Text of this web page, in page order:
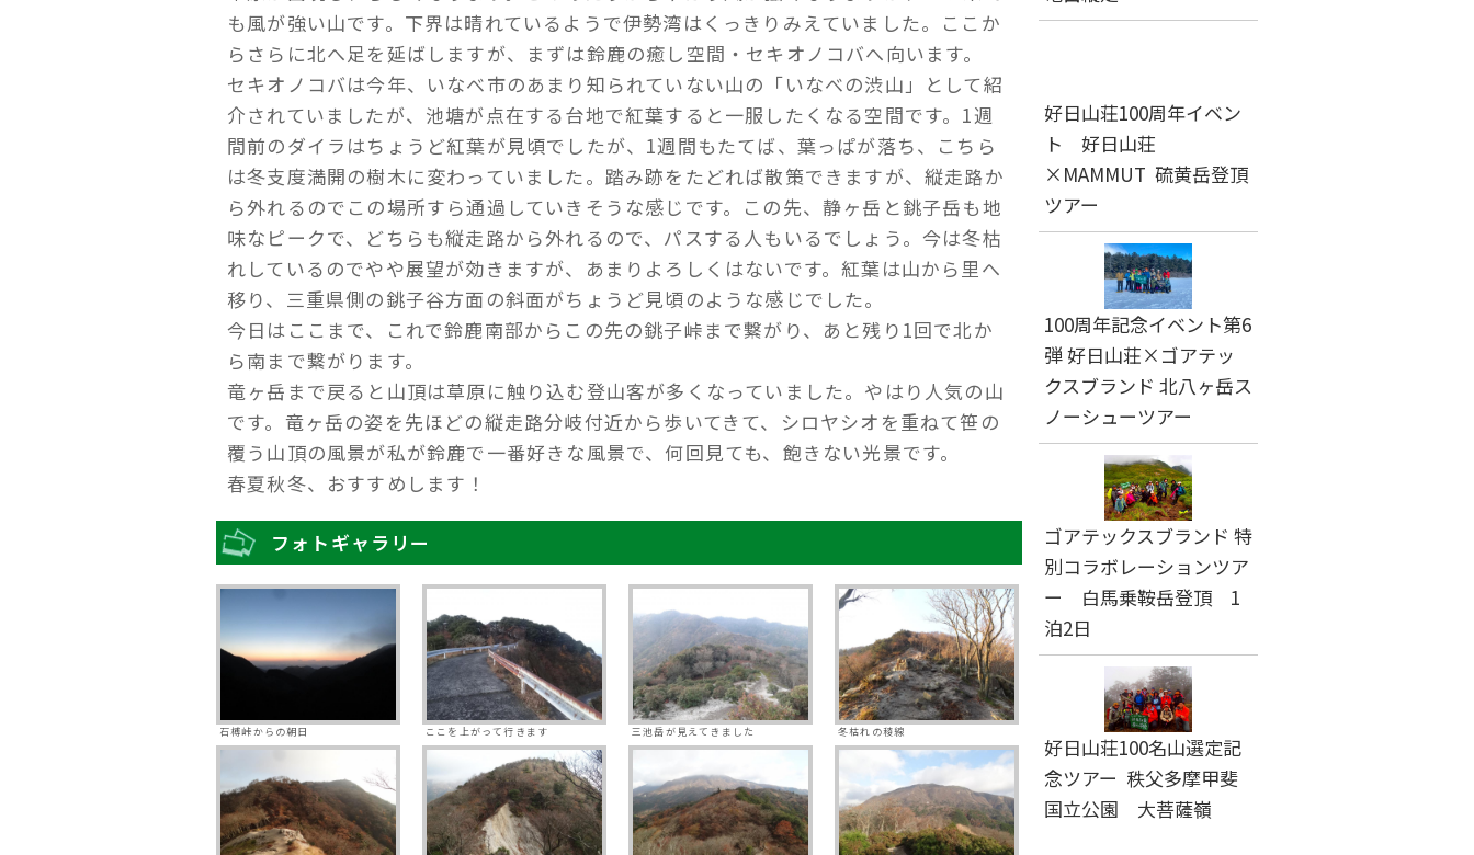
も風が強い山です。下界は晴れているようで伊勢湾はくっきりみえていました。ここか
らさらに北へ足を延ばしますが、まずは鈴鹿の癒し空間・セキオノコバへ向います。
セキオノコバは今年、いなべ市のあまり知られていない山の「いなべの渋山」として紹
介されていましたが、池塘が点在する台地で紅葉すると一服したくなる空間です。1週
間前のダイラはちょうど紅葉が見頃でしたが、1週間もたてば、葉っぱが落ち、こちら
は冬支度満開の樹木に変わっていました。踏み跡をたどれば散策できますが、縦走路か
ら外れるのでこの場所すら通過していきそうな感じです。この先、静ヶ岳と銚子岳も地
味なピークで、どちらも縦走路から外れるので、パスする人もいるでしょう。今は冬枯
れしているのでやや展望が効きますが、あまりよろしくはないです。紅葉は山から里へ
移り、三重県側の銚子谷方面の斜面がちょうど見頃のような感じでした。
今日はここまで、これで鈴鹿南部からこの先の銚子峠まで繋がり、あと残り1回で北か
ら南まで繋がります。
竜ヶ岳まで戻ると山頂は草原に触り込む登山客が多くなっていました。やはり人気の山
です。竜ヶ岳の姿を先ほどの縦走路分岐付近から歩いてきて、シロヤシオを重ねて笹の
覆う山頂の風景が私が鈴鹿で一番好きな風景で、何回見ても、飽きない光景です。
春夏秋冬、おすすめします！
フォトギャラリー
石榑峠からの朝日 ここを上がって行きます 三池岳が見えてきました 冬枯れの稜線
好日山荘100周年イベン
ト 好日山荘
×MAMMUT 硫黄岳登頂
ツアー
100周年記念イベント第6
弾 好日山荘×ゴアテッ
クスブランド 北八ヶ岳ス
ノーシューツアー
ゴアテックスブランド 特
別コラボレーションツア
ー 白馬乗鞍岳登頂 1
泊2日
好日山荘100名山選定記
念ツアー 秩父多摩甲斐
国立公園 大菩薩嶺